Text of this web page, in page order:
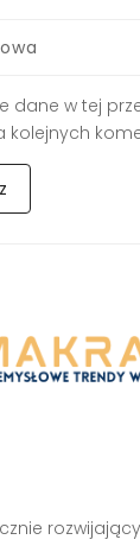
dane w tej
kolejnych